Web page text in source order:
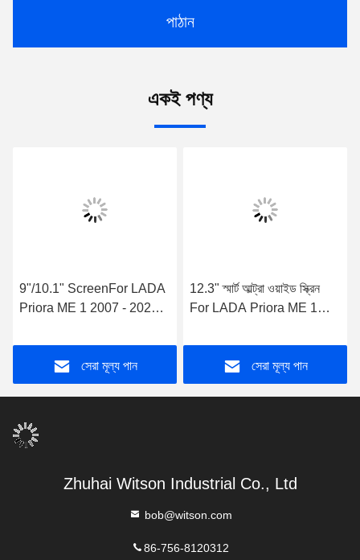
পাঠান
একই পণ্য
9"/10.1" ScreenFor LADA
Priora ME 1 2007 - 2021
কারপ্লে প্লেয়ার
সেরা মূল্য পান
12.3" স্মার্ট আল্ট্রা ওয়াইড স্ক্রিন
For LADA Priora ME 1
Multimedia Stereo
সেরা মূল্য পান
Zhuhai Witson Industrial Co., Ltd
bob@witson.com
86-756-8120312